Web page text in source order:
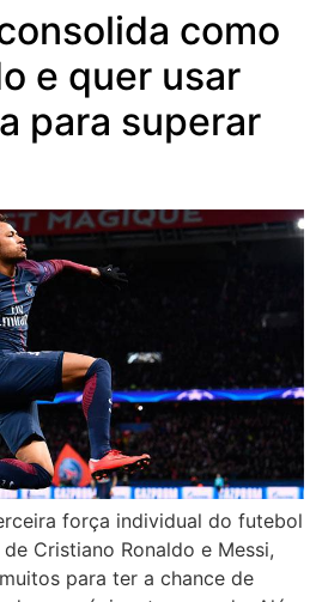
como
e quer usar
para superar
força individual do futebol
Cristiano Ronaldo e Messi,
para ter a chance de